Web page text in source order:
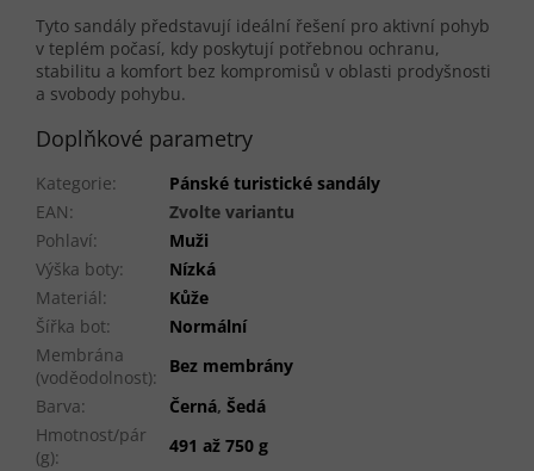
Tyto sandály představují ideální řešení pro aktivní pohyb
v teplém počasí, kdy poskytují potřebnou ochranu,
stabilitu a komfort bez kompromisů v oblasti prodyšnosti
a svobody pohybu.
Doplňkové parametry
Kategorie:
Pánské turistické sandály
EAN:
Zvolte variantu
Pohlaví:
Muži
Výška boty:
Nízká
Materiál:
Kůže
Šířka bot:
Normální
Membrána
(voděodolnost):
Bez membrány
Barva: Černá, Šedá
Hmotnost/pár
(g):
491 až 750 g